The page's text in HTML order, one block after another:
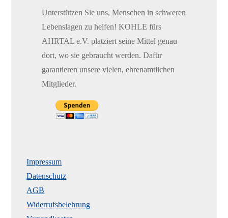
Unterstützen Sie uns, Menschen in schweren
Lebenslagen zu helfen! KOHLE fürs
AHRTAL e.V. platziert seine Mittel genau
dort, wo sie gebraucht werden. Dafür
garantieren unsere vielen, ehrenamtlichen
Mitglieder.
Impressum
Datenschutz
AGB
Widerrufsbelehrung